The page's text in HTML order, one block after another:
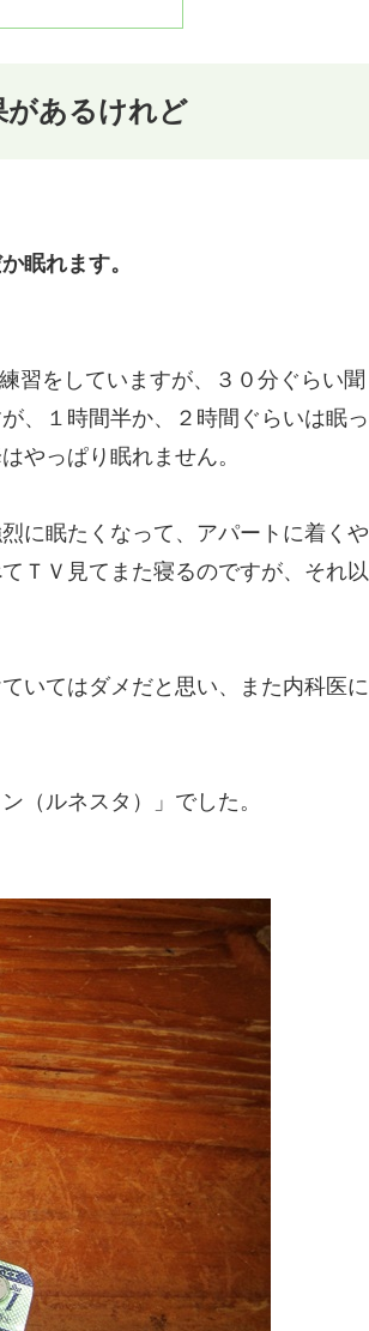
があるけれど
眠れます。
習をしていますが、３０分ぐらい聞
、１時間半か、２時間ぐらいは眠っ
やっぱり眠れません。
に眠たくなって、アパートに着くや
ＴＶ見てまた寝るのですが、それ以
いてはダメだと思い、また内科医に
（ルネスタ）」でした。